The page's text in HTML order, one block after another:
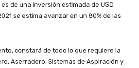
de una inversión estimada de U$D
se estima avanzar en un 80% de las
constará de todo lo que requiere la
Aserradero, Sistemas de Aspiración y